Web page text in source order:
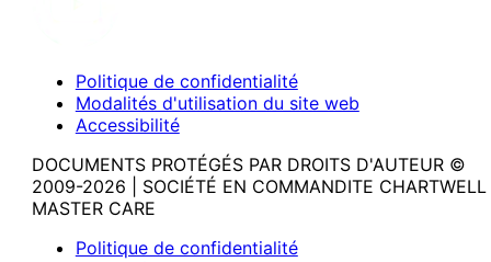
Politique de confidentialité
Modalités d'utilisation du site web
Accessibilité
DOCUMENTS PROTÉGÉS PAR DROITS D'AUTEUR ©
2009-2026 | SOCIÉTÉ EN COMMANDITE CHARTWELL
MASTER CARE
Politique de confidentialité